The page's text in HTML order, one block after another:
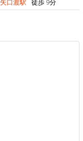
矢口渡駅 徒歩 9分